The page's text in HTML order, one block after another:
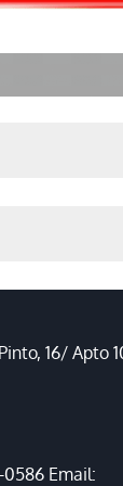
16/ Apto
0586 Email: